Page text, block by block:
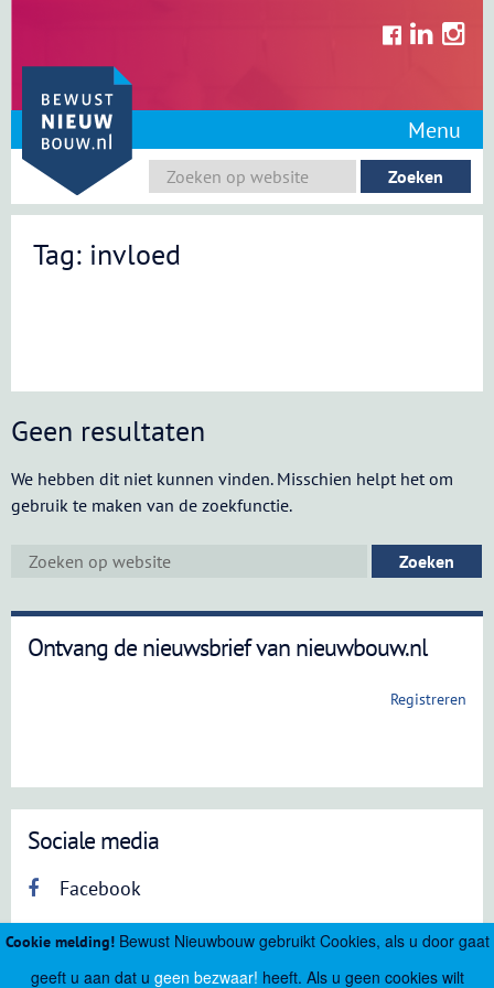
Cookie melding!Bewust Nieuwbouw gebruikt Cookies, als u door gaat
geeft u aan dat u geen bezwaar! heeft. Als u geen cookies wilt
content
Menu
Tag: invloed
Geen resultaten
We hebben dit niet kunnen vinden. Misschien helpt het om
gebruik te maken van de zoekfunctie.
Ontvang de nieuwsbrief van nieuwbouw.nl
Registreren
Sociale media
Facebook